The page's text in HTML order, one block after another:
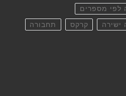
לפי מספרים
ישירה קרקס תחבורה